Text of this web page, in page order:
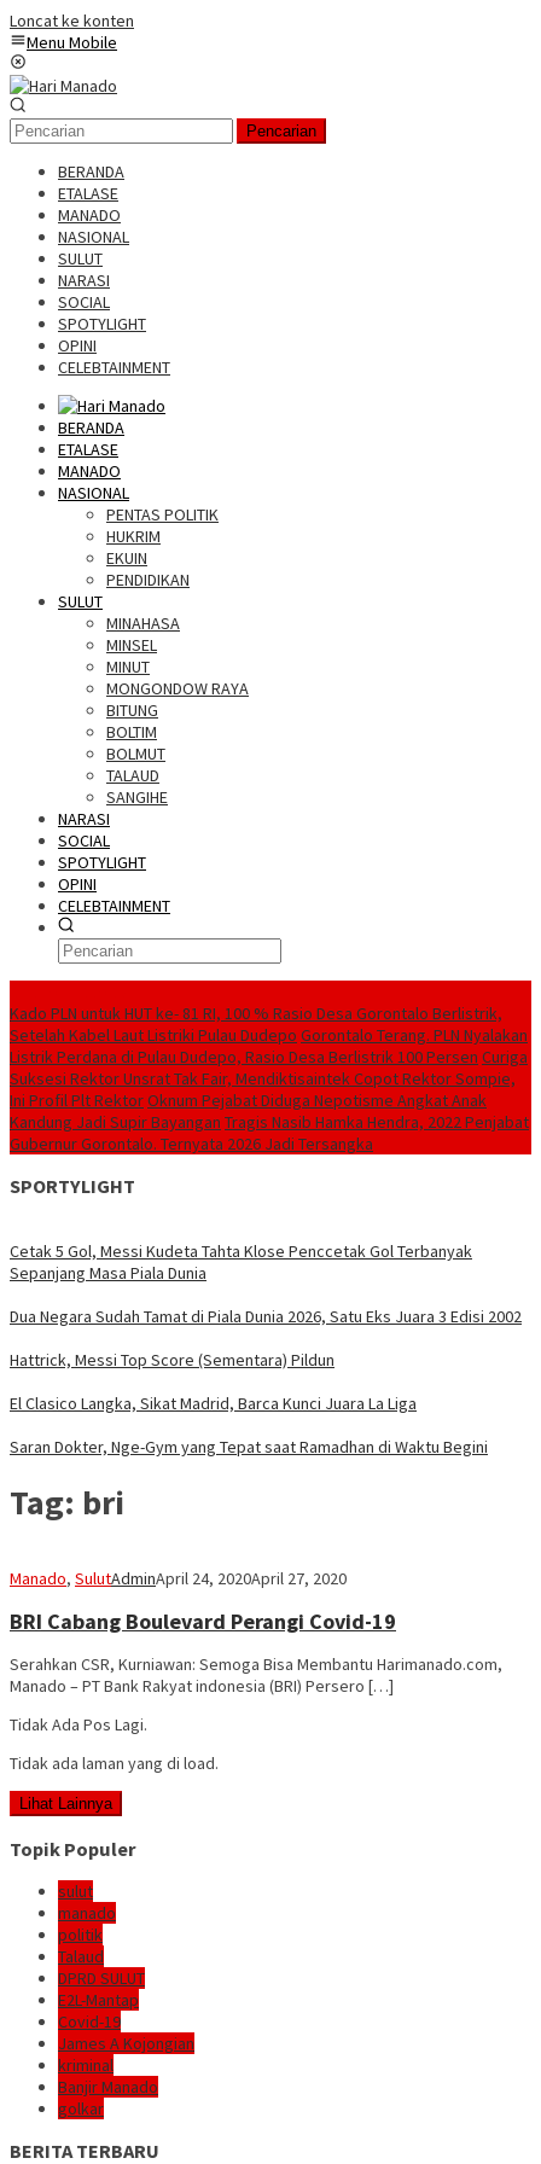
Loncat ke konten
Menu Mobile
Pencarian
BERANDA
ETALASE
MANADO
NASIONAL
SULUT
NARASI
SOCIAL
SPOTYLIGHT
OPINI
CELEBTAINMENT
BERANDA
ETALASE
MANADO
NASIONAL
PENTAS POLITIK
HUKRIM
EKUIN
PENDIDIKAN
SULUT
MINAHASA
MINSEL
MINUT
MONGONDOW RAYA
BITUNG
BOLTIM
BOLMUT
TALAUD
SANGIHE
NARASI
SOCIAL
SPOTYLIGHT
OPINI
CELEBTAINMENT
Kado PLN untuk HUT ke- 81 RI, 100 % Rasio Desa Gorontalo Berlistrik,
Setelah Kabel Laut Listriki Pulau Dudepo Gorontalo Terang. PLN Nyalakan
Listrik Perdana di Pulau Dudepo, Rasio Desa Berlistrik 100 Persen Curiga
Suksesi Rektor Unsrat Tak Fair, Mendiktisaintek Copot Rektor Sompie,
Ini Profil Plt RektorOknum Pejabat Diduga Nepotisme Angkat Anak
Kandung Jadi Supir Bayangan Tragis Nasib Hamka Hendra, 2022 Penjabat
Gubernur Gorontalo. Ternyata 2026 Jadi Tersangka
SPORTYLIGHT
Cetak 5 Gol, Messi Kudeta Tahta Klose Penccetak Gol Terbanyak
Sepanjang Masa Piala Dunia
Dua Negara Sudah Tamat di Piala Dunia 2026, Satu Eks Juara 3 Edisi 2002
Hattrick, Messi Top Score (Sementara) Pildun
El Clasico Langka, Sikat Madrid, Barca Kunci Juara La Liga
Saran Dokter, Nge-Gym yang Tepat saat Ramadhan di Waktu Begini
Tag: bri
Manado, SulutAdminApril 24, 2020April 27, 2020
BRI Cabang Boulevard Perangi Covid-19
Serahkan CSR, Kurniawan: Semoga Bisa Membantu Harimanado.com,
Manado – PT Bank Rakyat indonesia (BRI) Persero […]
Tidak Ada Pos Lagi.
Tidak ada laman yang di load.
Lihat Lainnya
Topik Populer
sulut
manado
politik
Talaud
DPRD SULUT
E2L-Mantap
Covid-19
James A Kojongian
kriminal
Banjir Manado
golkar
BERITA TERBARU